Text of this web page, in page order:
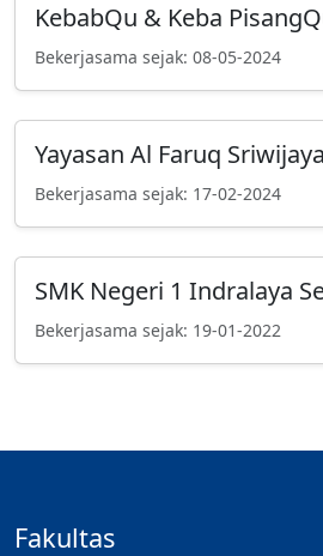
KebabQu & Keba
Bekerjasama sejak: 08-05-2024
Yayasan Al Faruq
Bekerjasama sejak: 17-02-2024
SMK Negeri 1 Indralaya
Bekerjasama sejak: 19-01-2022
Fakultas